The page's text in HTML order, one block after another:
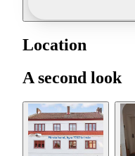
Location
A second look